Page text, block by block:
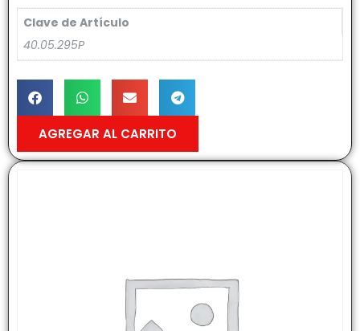
Clave de Artículo
40.05.295P
AGREGAR AL CARRITO